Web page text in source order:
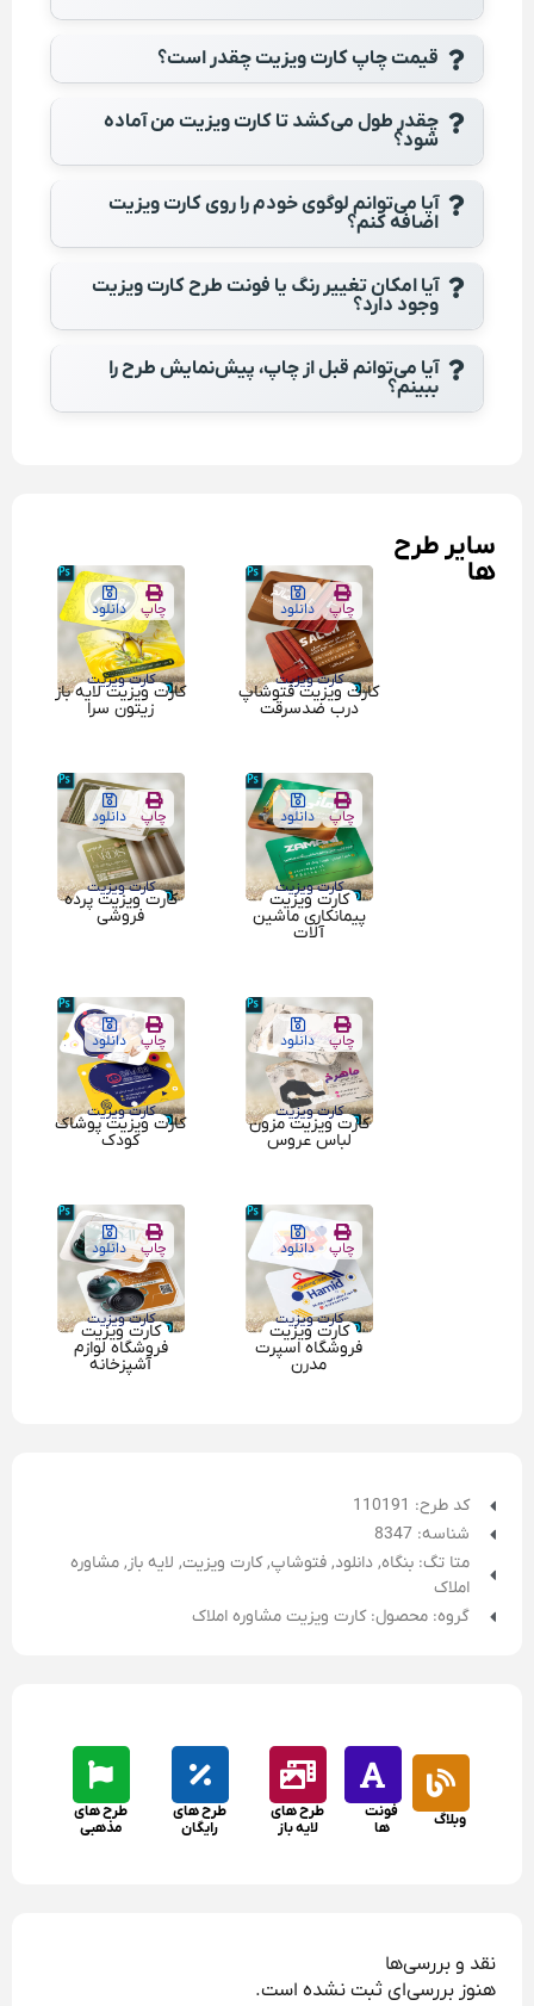
قیمت چاپ کارت ویزیت چقدر است؟
چقدر طول می‌کشد تا کارت ویزیت من آماده
شود؟
آیا می‌توانم لوگوی خودم را روی کارت ویزیت
اضافه کنم؟
آیا امکان تغییر رنگ یا فونت طرح کارت ویزیت
وجود دارد؟
آیا می‌توانم قبل از چاپ، پیش‌نمایش طرح را
ببینم؟
سایر طرح
ها
چاپ دانلود
کارت ویزیت
کارت ویزیت فتوشاپ
درب ضدسرقت
چاپ دانلود
کارت ویزیت
کارت ویزیت لایه باز
زیتون سرا
چاپ دانلود
کارت ویزیت
کارت ویزیت
پیمانکاری ماشین
آلات
چاپ دانلود
کارت ویزیت
کارت ویزیت پرده
فروشی
چاپ دانلود
کارت ویزیت
کارت ویزیت مزون
لباس عروس
چاپ دانلود
کارت ویزیت
کارت ویزیت پوشاک
کودک
چاپ دانلود
کارت ویزیت
کارت ویزیت
فروشگاه اسپرت
مدرن
چاپ دانلود
کارت ویزیت
کارت ویزیت
فروشگاه لوازم
آشپزخانه
کد طرح: 110191
شناسه: 8347
متا تگ:بنگاه,دانلود,فتوشاپ,کارت ویزیت, لایه باز,مشاوره
املاک
گروه: محصول: کارت ویزیت مشاوره املاک
وبلاگ
فونت
ها
طرح های
لایه باز
طرح های
رایگان
طرح های
مذهبی
نقد و بررسی‌ها
هنوز بررسی‌ای ثبت نشده است.